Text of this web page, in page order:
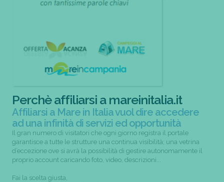
Perchè affiliarsi a mareinitalia.it
Affiliarsi a Mare in Italia vuol dire accedere
ad una infinità di servizi ed opportunità
Il gran numero di visitatori che ogni giorno registra il portale
garantisce a tutte le strutture una continua visibilità; una vetrina
d’eccezione ove si avrà la possibilità di gestire autonomamente il
proprio account caricando foto, video, descrizioni...
Fai la scelta giusta,